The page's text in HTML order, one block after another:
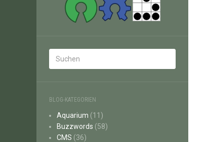
BLOG-KATEGORIEN
Aquarium (11)
Buzzwords (58)
CMS (36)